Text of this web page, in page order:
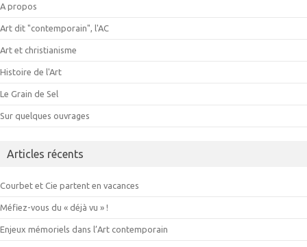
A propos
Art dit "contemporain", l'AC
Art et christianisme
Histoire de l'Art
Le Grain de Sel
Sur quelques ouvrages
Articles récents
Courbet et Cie partent en vacances
Méfiez-vous du « déjà vu » !
Enjeux mémoriels dans l’Art contemporain